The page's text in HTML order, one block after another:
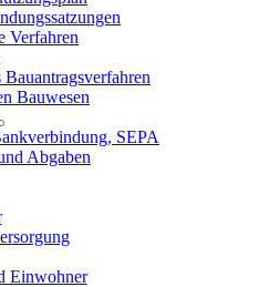
Verfahren
Bauwesen
SEPA
Abgaben
Einwohner